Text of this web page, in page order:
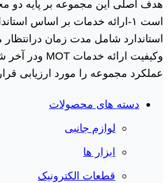
هدف اصلی این مجموعه بر پایه دو
است ١-ارائه خدمات بر اساس
عملکرد مجموعه را مورد ارزیابی
دسته های محصولات
لوازم جانبی
ابزار ها
قطعات الکترونیک